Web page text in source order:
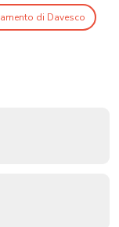
di Davesco